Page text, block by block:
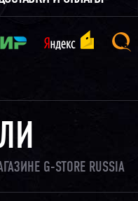
G-STORE RUSSIA